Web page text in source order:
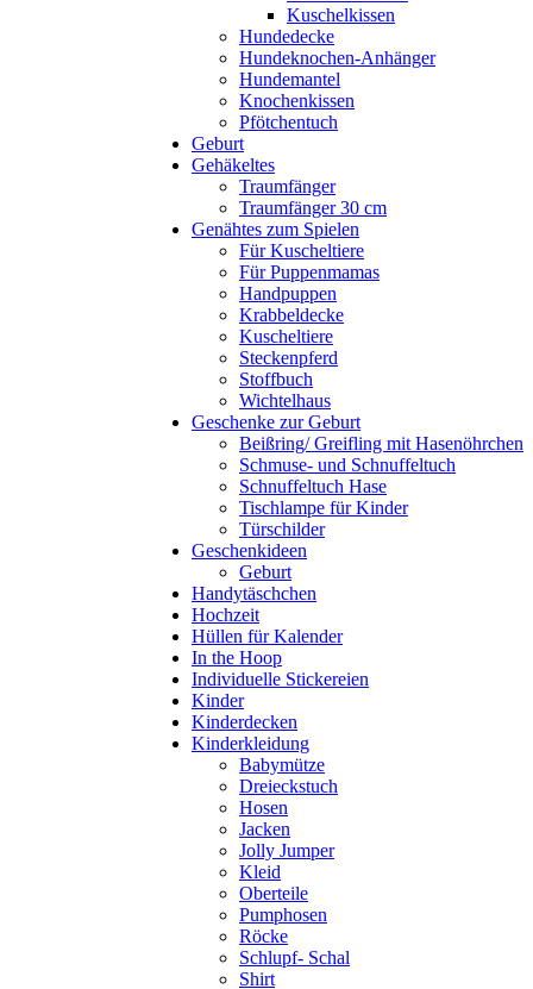
Kuschelkissen
Hundedecke
Hundeknochen-Anhänger
Hundemantel
Knochenkissen
Pfötchentuch
Geburt
Gehäkeltes
Traumfänger
Traumfänger 30 cm
Genähtes zum Spielen
Für Kuscheltiere
Für Puppenmamas
Handpuppen
Krabbeldecke
Kuscheltiere
Steckenpferd
Stoffbuch
Wichtelhaus
Geschenke zur Geburt
Beißring/ Greifling mit Hasenöhrchen
Schmuse- und Schnuffeltuch
Schnuffeltuch Hase
Tischlampe für Kinder
Türschilder
Geschenkideen
Geburt
Handytäschchen
Hochzeit
Hüllen für Kalender
In the Hoop
Individuelle Stickereien
Kinder
Kinderdecken
Kinderkleidung
Babymütze
Dreieckstuch
Hosen
Jacken
Jolly Jumper
Kleid
Oberteile
Pumphosen
Röcke
Schlupf- Schal
Shirt